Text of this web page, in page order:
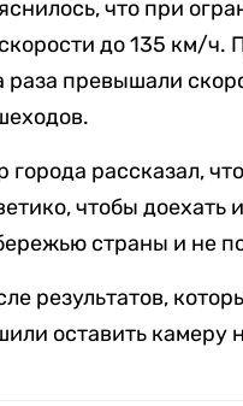
что при
до 135 км/ч.
раза превышали
города рассказал,
чтобы доехать
страны и не
результатов,
оставить камеру